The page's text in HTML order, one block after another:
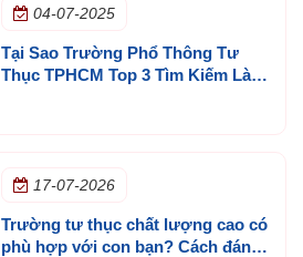
04-07-2025
Tại Sao Trường Phổ Thông Tư
Thục TPHCM Top 3 Tìm Kiếm Là
17-07-2026
Trường tư thục chất lượng cao có
phù hợp với con bạn? Cách đánh